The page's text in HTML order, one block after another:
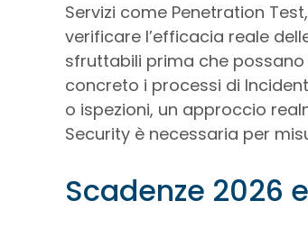
Servizi come Penetration
verificare l’efficacia reale
sfruttabili prima che
concreto i processi di
o ispezioni, un approccio
Security è necessaria per
Scadenze 2026